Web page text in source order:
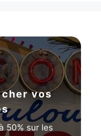
cher vos
50% sur les